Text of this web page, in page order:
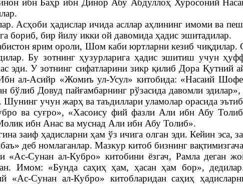
Асҳоби ҳадислар ичида асллар аҳлининг имоми ва
бориб, бир йилу икки ой давомида ҳадис эшитадилар.
ярим ороли, Шом каби юртларни кезиб чиқдилар.
Бу зотнинг ҳузурларига ҳадис эшитиш учун
эди. У зотнинг сифатларини зикр қилиб Дора Қутний
ал-Асийр «Жомиъ ул-Усул» китобида: «Насаий
Довуд пайғамбарнинг рўзасида давомли эдилар»,
Шунинг учун жарҳ ва таъдиллари уламолар орасида
ва суғро», «Хасоису фий фазли Али ибн Абу
ибн Анас ва муснад Али ибн Абу Толиб».
заиф ҳадисларни ҳам ўз ичига олган эди. Кейин эса,
деб номлаганлар. Мазкур китоб бизнинг вақтимизгача
Сунан ал-Кубро» китобини ёзгач, Рамла деган
Имом: «Бунда саҳиҳ ҳам, ҳасан ҳам бор»,
Сунан ал-Кубро» китобларидан саҳиҳ